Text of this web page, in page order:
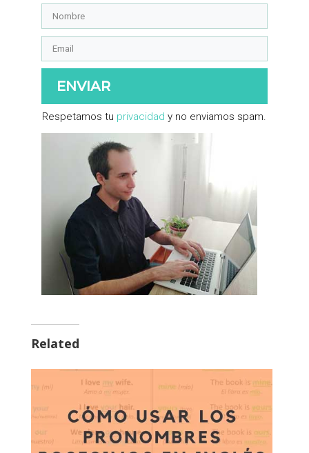
ENVIAR
​Respetamos tu ​ privacidad ​ y no enviamos spam.
Related